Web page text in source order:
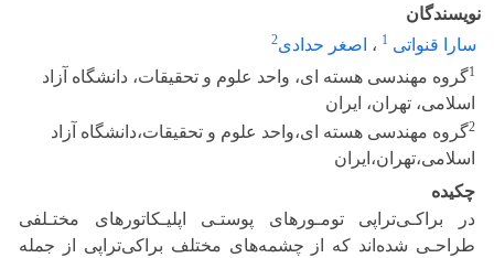
نویسندگان
سارا قنواتی 1 ، اصغر حدادی2
1گروه مهندسی هسته ای، واحد علوم و تحقیقات، دانشگاه آزاد
اسلامی، تهران، ایران
2گروه مهندسی هسته ای،واحد علوم و تحقیقات،دانشگاه آزاد
اسلامی،تهران،ایران
چکیده
در براکـی‌تراپی تومـورهای پوستـی اپلیـکاتورهای مختـلفی
طراحـی شده‌اند که از چشمه‌های مختلف براکی‌تراپی از جمله